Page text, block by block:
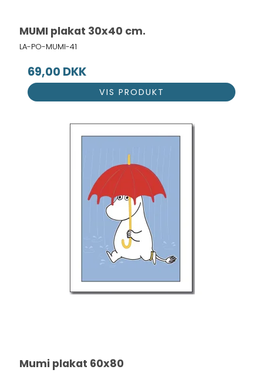
MUMI plakat 30x40 cm.
LA-PO-MUMI-41
69,00 DKK
VIS PRODUKT
Mumi plakat 60x80